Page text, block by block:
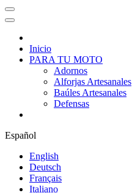
Inicio
PARA TU MOTO
Adornos
Alforjas Artesanales
Baúles Artesanales
Defensas
Español
English
Deutsch
Français
Italiano